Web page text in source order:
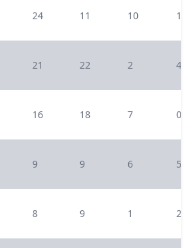
24 11 10 1
21 22 2 4
16 18 7 0
9 9 6 5
8 9 1 2